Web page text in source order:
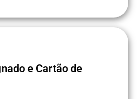
e Cartão de